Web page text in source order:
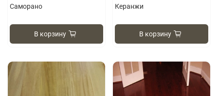
Саморано
В корзину
Керанжи
В корзину